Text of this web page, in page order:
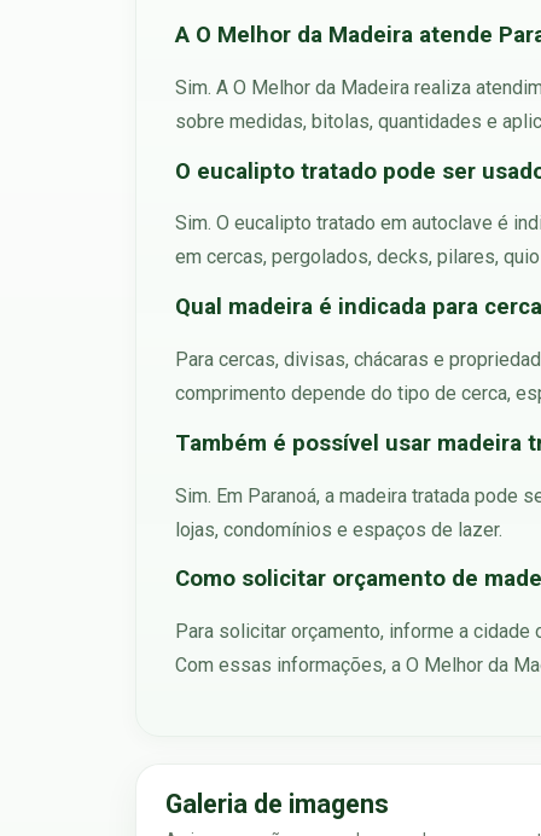
A O Melhor da Madeira atende
Sim. A O Melhor da Madeira realiza
sobre medidas, bitolas, quantidades e
O eucalipto tratado pode ser
Sim. O eucalipto tratado em autoclave é
em cercas, pergolados, decks, pilares,
Qual madeira é indicada para
Para cercas, divisas, chácaras e
comprimento depende do tipo de cerca,
Também é possível usar madeira
Sim. Em Paranoá, a madeira tratada pode
lojas, condomínios e espaços de lazer.
Como solicitar orçamento de
Para solicitar orçamento, informe a
Com essas informações, a O Melhor da
Galeria de imagens